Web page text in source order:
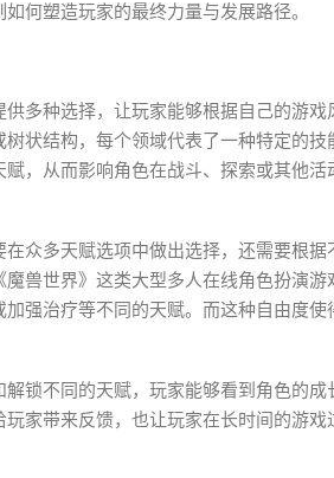
何塑造玩家的最终力量与发展路径。
多种选择，让玩家能够根据自己的游戏
状结构，每个领域代表了一种特定的技
，从而影响角色在战斗、探索或其他活
众多天赋选项中做出选择，还需要根据
兽世界》这类大型多人在线角色扮演游
强治疗等不同的天赋。而这种自由度使
锁不同的天赋，玩家能够看到角色的成
家带来反馈，也让玩家在长时间的游戏